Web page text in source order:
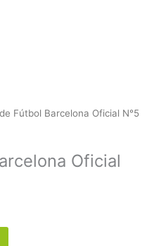
Fútbol Barcelona Oficial N°5
Oficial